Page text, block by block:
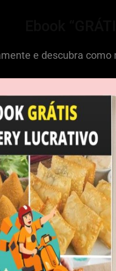
e descubra